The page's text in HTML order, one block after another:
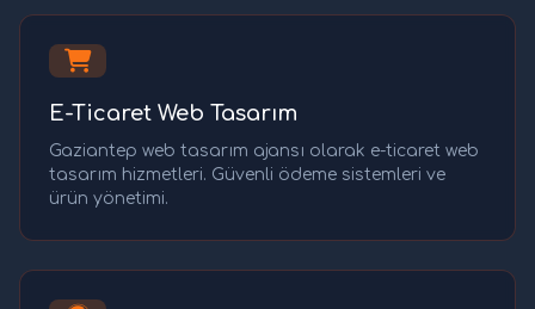
E-Ticaret Web Tasarım
Gaziantep web tasarım ajansı olarak e-ticaret web
tasarım hizmetleri. Güvenli ödeme sistemleri ve
ürün yönetimi.